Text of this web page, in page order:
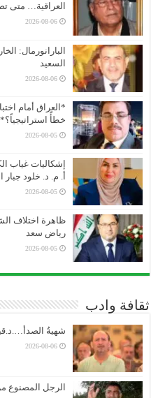
العراقية… متى
2026-08-06
البارانورمال:
السعيد
2026-08-06
*العراق أمام
خطأً
2026-08-05
إشكاليات غياب
أ. م. د. خلود
2026-08-05
ظاهرة اختلاف
رياض سعد
2026-08-05
ثقافة وادب
شهيةُ
2026-08-06
الرجل المصنوع